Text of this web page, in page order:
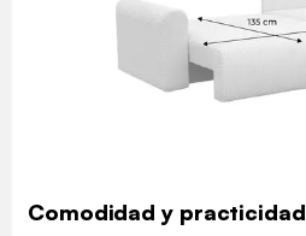
Comodidad y practicidad